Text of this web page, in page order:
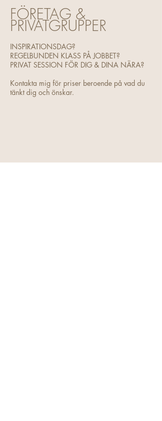
FÖRETAG &
PRIVATGRUPPER
INSPIRATIONSDAG?
REGELBUNDEN KLASS PÅ JOBBET?
PRIVAT SESSION FÖR DIG & DINA NÄRA?
Kontakta mig för priser beroende på vad du
tänkt dig och önskar.